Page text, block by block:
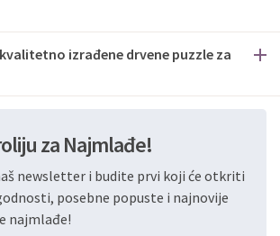
izrađene drvene puzzle za
za Najmlađe!
newsletter i budite prvi koji će otkriti
posebne popuste i najnovije
najmlađe!